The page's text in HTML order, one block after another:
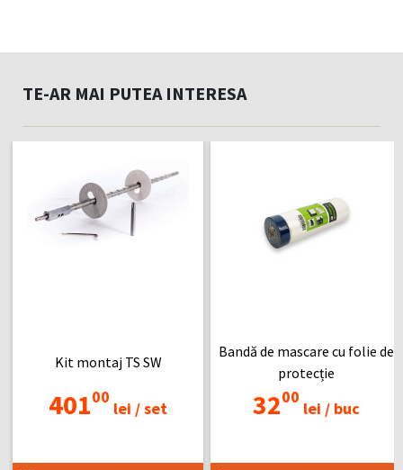
TE-AR MAI PUTEA INTERESA
Kit montaj TS SW
40100
lei /set
Bandă de mascare cu folie de
protecție
3200
lei /buc